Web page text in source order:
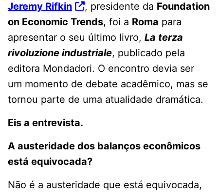
Jeremy Rifkin
, presidente da Foundation
on Economic Trends, foi a Roma para
apresentar o seu último livro, La terza
rivoluzione industriale, publicado pela
editora Mondadori. O encontro devia ser
um momento de debate acadêmico, mas se
tornou parte de uma atualidade dramática.
Eis a entrevista.
A austeridade dos balanços econômicos
está equivocada?
Não é a austeridade que está equivocada,